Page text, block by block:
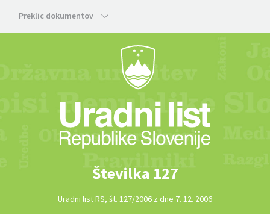
Preklic dokumentov
Številka 127
Uradni list RS, št. 127/2006 z dne 7. 12. 2006